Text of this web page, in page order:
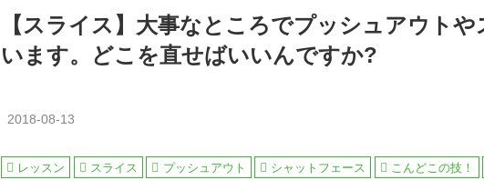
【スライス】大事なところでプッシュアウト
います。どこを直せばいいんですか?
2018-08-13
レッスン スライス プッシュアウト シャットフェース こんどこの技！